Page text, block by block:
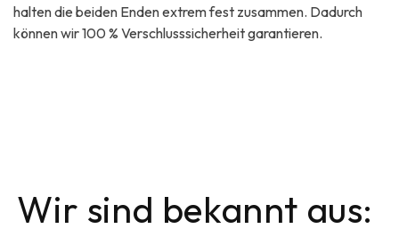
halten die beiden Enden extrem fest zusammen. Dadurch
können wir 100 % Verschlusssicherheit garantieren.
Wir sind bekannt aus: